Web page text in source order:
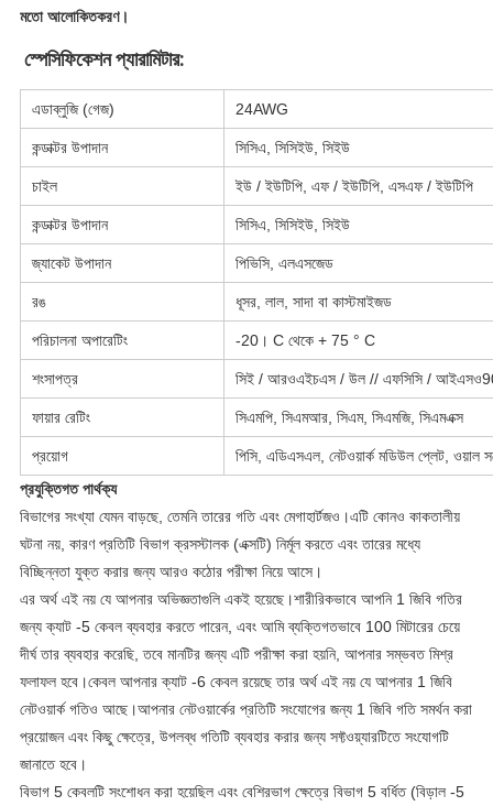
মতো আলোকিতকরণ।
স্পেসিফিকেশন প্যারামিটার:
এডাব্লুজি (গেজ) 24AWG
কন্ডাক্টর উপাদান সিসিএ, সিসিইউ, সিইউ
চাইল ইউ / ইউটিপি, এফ / ইউটিপি, এসএফ / ইউটিপি
কন্ডাক্টর উপাদান সিসিএ, সিসিইউ, সিইউ
জ্যাকেট উপাদান পিভিসি, এলএসজেড
রঙ ধূসর, লাল, সাদা বা কাস্টমাইজড
পরিচালনা অপারেটিং -20। C থেকে + 75 ° C
শংসাপত্র সিই / আরওএইচএস / উল // এফসিসি /
ফায়ার রেটিং সিএমপি, সিএমআর, সিএম, সিএমজি, সিএমএক্স
প্রয়োগ
পিসি, এডিএসএল, নেটওয়ার্ক মডিউল প্লেট, ওয়াল
প্রযুক্তিগত পার্থক্য
বিভাগের সংখ্যা যেমন বাড়ছে, তেমনি তারের গতি এবং মেগাহার্টজও।এটি কোনও কাকতালীয়
ঘটনা নয়, কারণ প্রতিটি বিভাগ ক্রসস্টালক (এক্সটি) নির্মূল করতে এবং তারের মধ্যে
বিচ্ছিন্নতা যুক্ত করার জন্য আরও কঠোর পরীক্ষা নিয়ে আসে।
এর অর্থ এই নয় যে আপনার অভিজ্ঞতাগুলি একই হয়েছে।শারীরিকভাবে আপনি 1 জিবি গতির
জন্য ক্যাট -5 কেবল ব্যবহার করতে পারেন, এবং আমি ব্যক্তিগতভাবে 100 মিটারের চেয়ে
দীর্ঘ তার ব্যবহার করেছি, তবে মানটির জন্য এটি পরীক্ষা করা হয়নি, আপনার সম্ভবত মিশ্র
ফলাফল হবে।কেবল আপনার ক্যাট -6 কেবল রয়েছে তার অর্থ এই নয় যে আপনার 1 জিবি
নেটওয়ার্ক গতিও আছে।আপনার নেটওয়ার্কের প্রতিটি সংযোগের জন্য 1 জিবি গতি সমর্থন করা
প্রয়োজন এবং কিছু ক্ষেত্রে, উপলব্ধ গতিটি ব্যবহার করার জন্য সফ্টওয়্যারটিতে সংযোগটি
জানাতে হবে।
বিভাগ 5 কেবলটি সংশোধন করা হয়েছিল এবং বেশিরভাগ ক্ষেত্রে বিভাগ 5 বর্ধিত (বিড়াল -5